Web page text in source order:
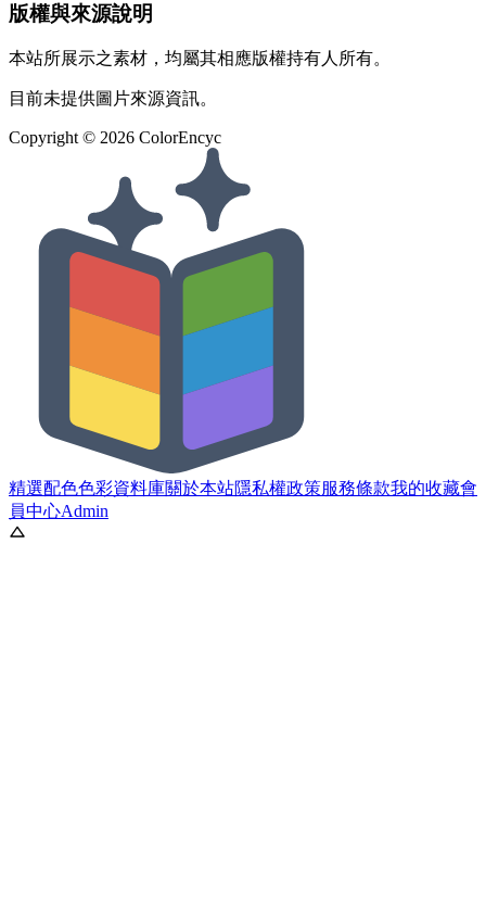
版權與來源說明
本站所展示之素材，均屬其相應版權持有人所有。
目前未提供圖片來源資訊。
Copyright © 2026 ColorEncyc
精選配色色彩資料庫關於本站隱私權政策服務條款我的收藏會
員中心Admin